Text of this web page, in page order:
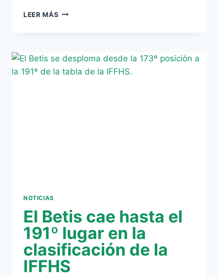
LEER MÁS [VÍDEO]
CAMPBELL
EN
NOTICIAS
El Betis cae hasta el
191º lugar en la
clasificación de la
IFFHS